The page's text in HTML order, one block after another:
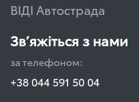
ВІДІ Автострада
Зв’яжіться з нами
за телефоном:
+38 044 591 50 04